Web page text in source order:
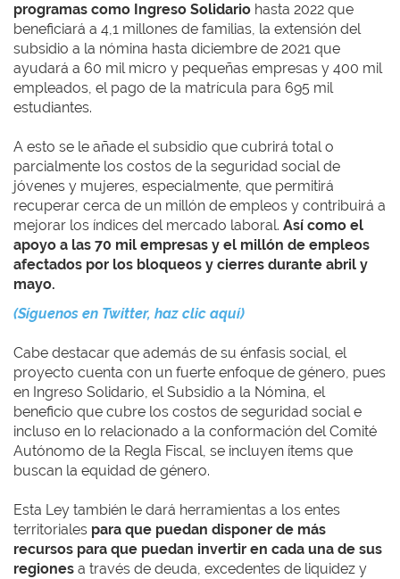
programas como Ingreso Solidario hasta 2022 que
beneficiará a 4,1 millones de familias, la extensión del
subsidio a la nómina hasta diciembre de 2021 que
ayudará a 60 mil micro y pequeñas empresas y 400 mil
empleados, el pago de la matrícula para 695 mil
estudiantes.
A esto se le añade el subsidio que cubrirá total o
parcialmente los costos de la seguridad social de
jóvenes y mujeres, especialmente, que permitirá
recuperar cerca de un millón de empleos y contribuirá a
mejorar los índices del mercado laboral. Así como el
apoyo a las 70 mil empresas y el millón de empleos
afectados por los bloqueos y cierres durante abril y
mayo.
(Síguenos en Twitter, haz clic aquí)
Cabe destacar que además de su énfasis social, el
proyecto cuenta con un fuerte enfoque de género, pues
en Ingreso Solidario, el Subsidio a la Nómina, el
beneficio que cubre los costos de seguridad social e
incluso en lo relacionado a la conformación del Comité
Autónomo de la Regla Fiscal, se incluyen ítems que
buscan la equidad de género.
Esta Ley también le dará herramientas a los entes
territoriales para que puedan disponer de más
recursos para que puedan invertir en cada una de sus
regiones a través de deuda, excedentes de liquidez y